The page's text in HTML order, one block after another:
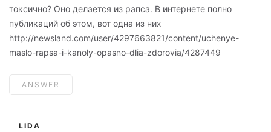
токсично? Оно делается из рапса. В интернете полно
публикаций об этом, вот одна из них
http://newsland.com/user/4297663821/content/uchenye-
maslo-rapsa-i-kanoly-opasno-dlia-zdorovia/4287449
ANSWER
LIDA